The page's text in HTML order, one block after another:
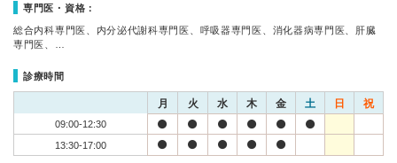
専門医・資格：
総合内科専門医、内分泌代謝科専門医、呼吸器専門医、消化器病専門医、肝臓
専門医、…
診療時間
月 火 水 木 金 土 日 祝
09:00-12:30
13:30-17:00